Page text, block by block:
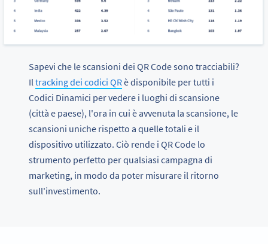
Sapevi che le scansioni dei QR Code sono tracciabili?
Iltracking dei codici QRè disponibile per tutti i
Codici Dinamici per vedere i luoghi di scansione
(città e paese), l'ora in cui è avvenuta la scansione, le
scansioni uniche rispetto a quelle totali e il
dispositivo utilizzato. Ciò rende i QR Code lo
strumento perfetto per qualsiasi campagna di
marketing, in modo da poter misurare il ritorno
sull'investimento.